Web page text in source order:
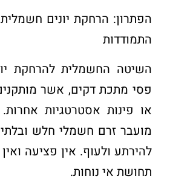
הפתרון: הרחקת יונים
התמודדות
השיטה החשמלית להרחקת
פסי מתכת דקים, אשר
או פינות אסטרטגיות
מועבר זרם חשמלי חלש
להירתע ולעוף. אין פציעה
תחושת אי נוחות.